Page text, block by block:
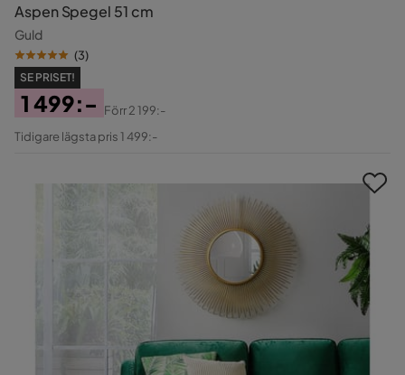
Aspen Spegel 51 cm
Guld
(3)
SE PRISET!
Pris
1 499:-
Original
Förr2 199:-
Tidigare lägsta pris 1 499:-